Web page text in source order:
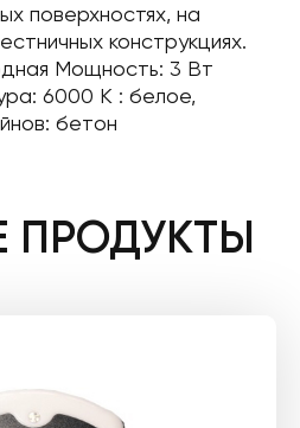
поверхностях, на
конструкциях.
Мощность: 3 Вт
6000 К : белое,
бетон
ПРОДУКТЫ